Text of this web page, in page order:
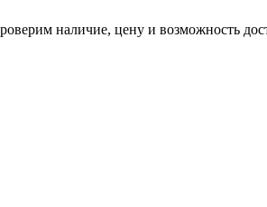
наличие, цену и возможность